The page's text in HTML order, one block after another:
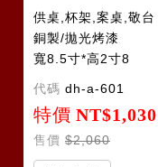
供桌,杯架,案桌,敬台
銅製/拋光烤漆
寬8.5寸*高2寸8
代碼 dh-a-601
特價 NT$1,030
售價 $2,060